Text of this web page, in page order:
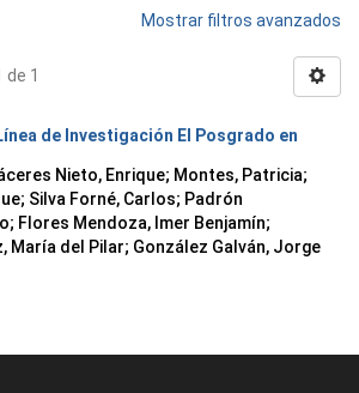
Mostrar filtros avanzados
1
de Investigación El Posgrado en
Nieto, Enrique; Montes, Patricia;
; Silva Forné, Carlos; Padrón
; Flores Mendoza, Imer Benjamín;
María del Pilar; González Galván, Jorge